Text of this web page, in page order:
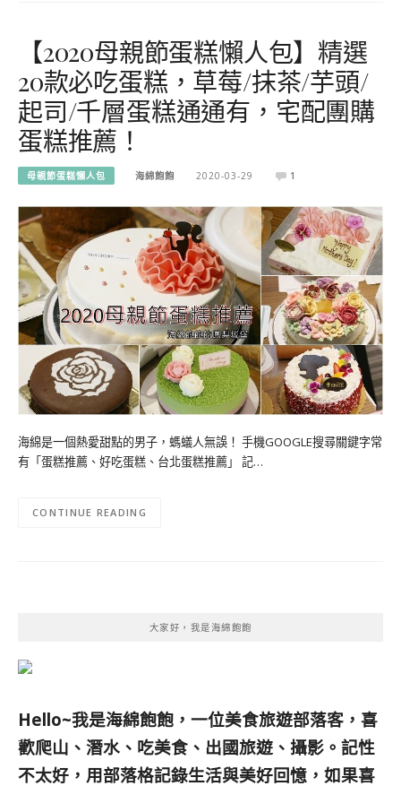
【2020母親節蛋糕懶人包】精選
20款必吃蛋糕，草莓/抹茶/芋頭/
起司/千層蛋糕通通有，宅配團購
蛋糕推薦！
母親節蛋糕懶人包 海綿飽飽 2020-03-29 1
海綿是一個熱愛甜點的男子，螞蟻人無誤！ 手機GOOGLE搜尋關鍵字常
有「蛋糕推薦、好吃蛋糕、台北蛋糕推薦」 記…
CONTINUE READING
大家好，我是海綿飽飽
Hello~我是海綿飽飽，一位美食旅遊部落客， 喜
歡爬山、潛水、吃美食、出國旅遊、攝影。 記性
不太好，用部落格記錄生活與美好回憶， 如果喜